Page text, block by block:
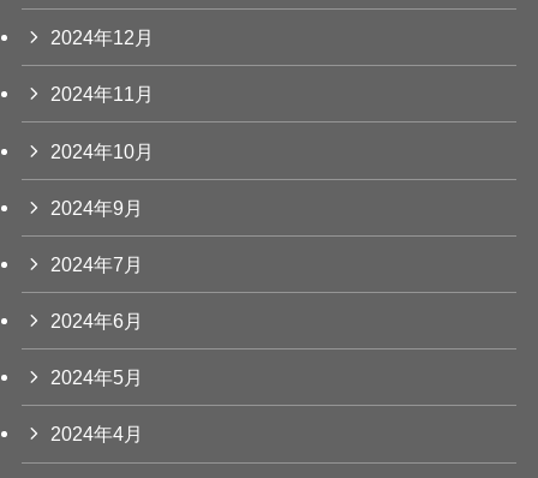
2024年12月
2024年11月
2024年10月
2024年9月
2024年7月
2024年6月
2024年5月
2024年4月